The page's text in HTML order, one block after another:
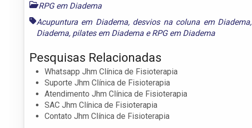
RPG em Diadema
Acupuntura em Diadema, desvios na coluna em Diadema,
Diadema, pilates em Diadema eRPG em Diadema
Pesquisas Relacionadas
Whatsapp Jhm Clínica de Fisioterapia
Suporte Jhm Clínica de Fisioterapia
Atendimento Jhm Clínica de Fisioterapia
SAC Jhm Clínica de Fisioterapia
Contato Jhm Clínica de Fisioterapia